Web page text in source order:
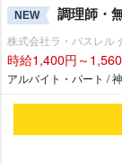
NEW 調理師・
株式会社ラ・パスレル
時給1,400円～
アルバイト・パート /